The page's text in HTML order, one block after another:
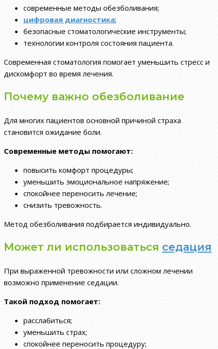
современные методы обезболивания;
цифровая диагностика;
безопасные стоматологические инструменты;
технологии контроля состояния пациента.
Современная стоматология помогает уменьшить стресс и
дискомфорт во время лечения.
Почему важно обезболивание
Для многих пациентов основной причиной страха
становится ожидание боли.
Современные методы помогают:
повысить комфорт процедуры;
уменьшить эмоциональное напряжение;
спокойнее переносить лечение;
снизить тревожность.
Метод обезболивания подбирается индивидуально.
Может ли использоваться седация
При выраженной тревожности или сложном лечении
возможно применение седации.
Такой подход помогает:
расслабиться;
уменьшить страх;
спокойнее переносить процедуру;